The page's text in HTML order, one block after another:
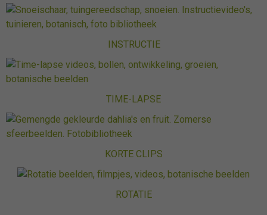
INSTRUCTIE
TIME-LAPSE
KORTE CLIPS
ROTATIE